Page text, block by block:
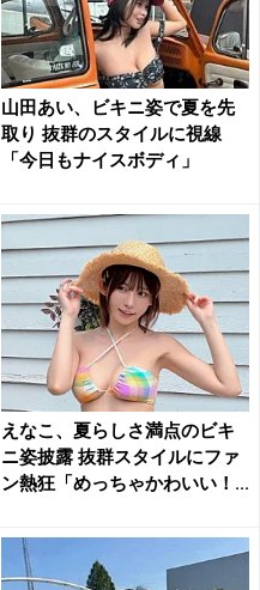
山田あい、ビキニ姿で夏を先
取り 抜群のスタイルに視線
「今日もナイスボディ」
えなこ、夏らしさ満点のビキ
ニ姿披露 抜群スタイルにファ
ン熱狂「めっちゃかわいい！...